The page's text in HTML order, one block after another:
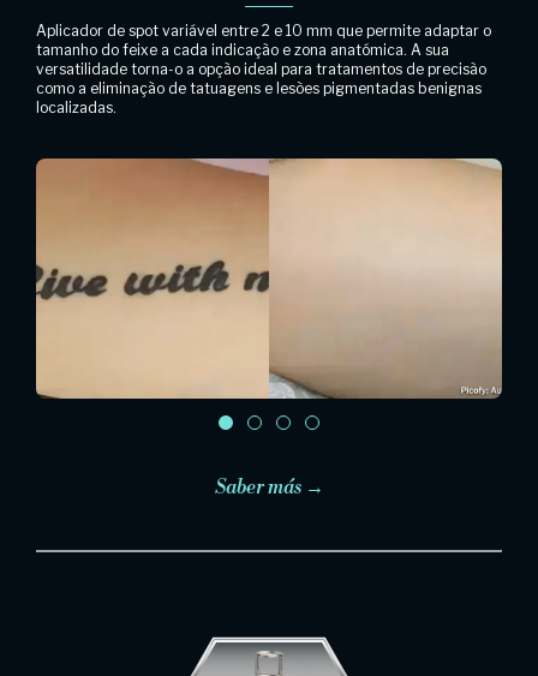
Aplicador de spot variável entre 2 e 10 mm que permite adaptar o
tamanho do feixe a cada indicação e zona anatómica. A sua
versatilidade torna-o a opção ideal para tratamentos de precisão
como a eliminação de tatuagens e lesões pigmentadas benignas
localizadas.
Saber más →